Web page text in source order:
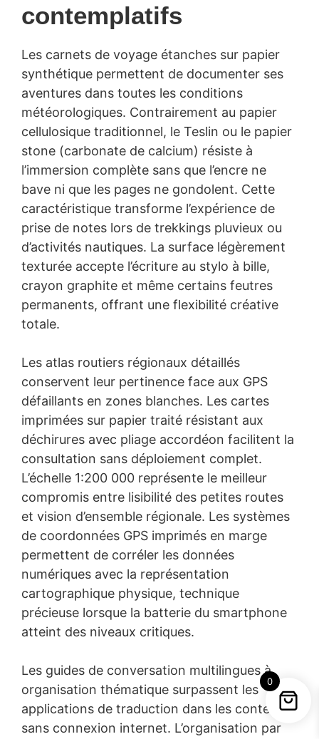
contemplatifs
Les carnets de voyage étanches sur papier
synthétique permettent de documenter ses
aventures dans toutes les conditions
météorologiques. Contrairement au papier
cellulosique traditionnel, le Teslin ou le papier
stone (carbonate de calcium) résiste à
l’immersion complète sans que l’encre ne
bave ni que les pages ne gondolent. Cette
caractéristique transforme l’expérience de
prise de notes lors de trekkings pluvieux ou
d’activités nautiques. La surface légèrement
texturée accepte l’écriture au stylo à bille,
crayon graphite et même certains feutres
permanents, offrant une flexibilité créative
totale.
Les atlas routiers régionaux détaillés
conservent leur pertinence face aux GPS
défaillants en zones blanches. Les cartes
imprimées sur papier traité résistant aux
déchirures avec pliage accordéon facilitent la
consultation sans déploiement complet.
L’échelle 1:200 000 représente le meilleur
compromis entre lisibilité des petites routes
et vision d’ensemble régionale. Les systèmes
de coordonnées GPS imprimés en marge
permettent de corréler les données
numériques avec la représentation
cartographique physique, technique
précieuse lorsque la batterie du smartphone
atteint des niveaux critiques.
Les guides de conversation multilingues à
organisation thématique surpassent les
applications de traduction dans les contextes
sans connexion internet. L’organisation par
0